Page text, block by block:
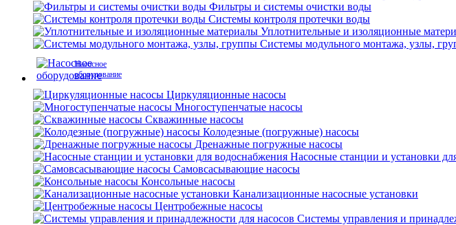
Фильтры и системы очистки воды
Системы контроля протечки воды
Уплотнительные и изоляционные
Системы модульного монтажа, узлы,
Насосное
оборудование
Циркуляционные насосы
Многоступенчатые насосы
Скважинные насосы
Колодезные (погружные) насосы
Дренажные погружные насосы
Насосные станции и установки
Самовсасывающие насосы
Консольные насосы
Канализационные насосные установки
Центробежные насосы
Системы управления и